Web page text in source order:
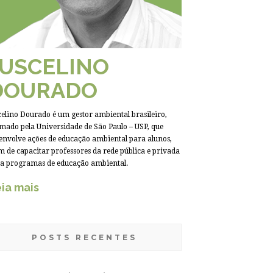
Dourado é um gestor ambiental brasileiro,
pela Universidade de São Paulo – USP, que
ações de educação ambiental para alunos,
de capacitar professores da rede pública e privada
programas de educação ambiental.
mais
POSTS RECENTES